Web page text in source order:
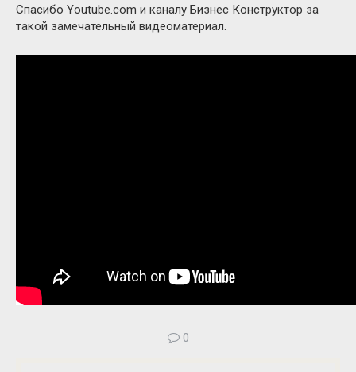
Спасибо Youtube.com и каналу Бизнес Конструктор за
такой замечательный видеоматериал.
0